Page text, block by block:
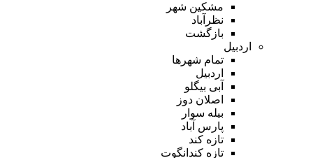
مشکین شهر
نظرآباد
بازگشت
اردبیل
تمام شهر‌ها
اردبیل
آبی بیگلو
اصلان دوز
بیله سوار
پارس آباد
تازه کند
تازه کندانگوت